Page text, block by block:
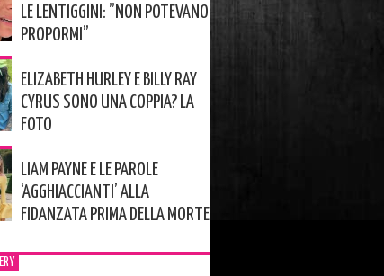
LE LENTIGGINI: ”NON POTEVANO
PROPORMI”
ELIZABETH HURLEY E BILLY RAY
CYRUS SONO UNA COPPIA? LA
FOTO
LIAM PAYNE E LE PAROLE
‘AGGHIACCIANTI’ ALLA
FIDANZATA PRIMA DELLA MORTE